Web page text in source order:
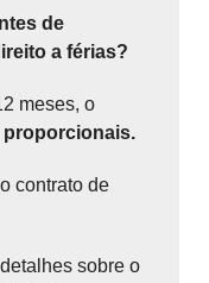
de
a férias?
meses, o
proporcionais.
contrato de
sobre o